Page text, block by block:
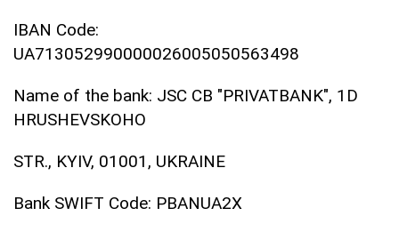
IBAN Code:
UA713052990000026005050563498
Name of the bank: JSC CB "PRIVATBANK", 1D
HRUSHEVSKOHO
STR., KYIV, 01001, UKRAINE
Bank SWIFT Code: PBANUA2X